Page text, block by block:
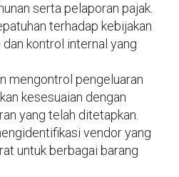
serta pelaporan pajak.
terhadap kebijakan
dan kontrol internal yang
mengontrol pengeluaran
kesesuaian dengan
yang telah ditetapkan.
vendor yang
untuk berbagai barang